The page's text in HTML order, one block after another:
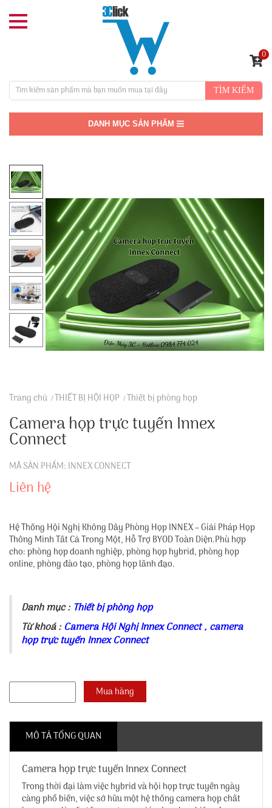
TÌM KIẾM
0
DANH MỤC SẢN PHẨM
Trang chủ THIẾT BỊ HỘI HỌP Thiết bị phòng họp
Camera họp trực tuyến Innex
Connect
MÃ SẢN PHẨM: INNEX CONNECT
Liên hệ
Hệ Thống Hội Nghị Không Dây Phòng Họp INNEX – Giải Pháp Họp
Thông Minh Tất Cả Trong Một, Hỗ Trợ BYOD Toàn Diện.Phù hợp
cho: phòng họp doanh nghiệp, phòng họp hybrid, phòng họp
online, phòng đào tạo, phòng họp lãnh đạo.
Danh mục : Thiết bị phòng họp
Từ khoá : Camera Hội Nghị Innex Connect, camera
họp trực tuyến Innex Connect
MÔ TẢ TỔNG QUAN
Camera họp trực tuyến Innex Connect
Trong thời đại làm việc hybrid và hội họp trực tuyến ngày
càng phổ biến, việc sở hữu một hệ thống camera họp chất